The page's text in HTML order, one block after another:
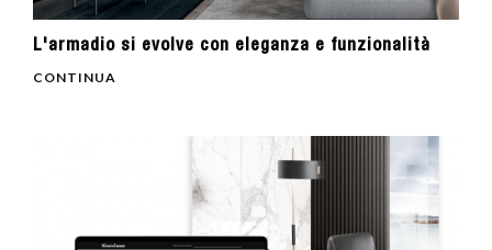
L'armadio si evolve con eleganza e funzionalità
CONTINUA